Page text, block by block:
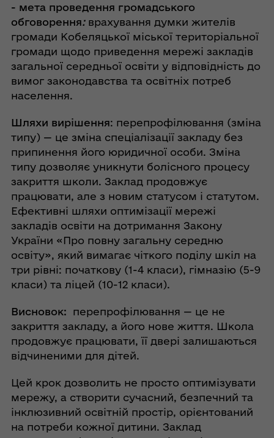
- мета проведення громадського
обговорення: врахування думки жителів
громади Кобеляцької міської територіальної
громади щодо приведення мережі закладів
загальної середньої освіти у відповідність до
вимог законодавства та освітніх потреб
населення.
Шляхи вирішення: перепрофілювання (зміна
типу) — це зміна спеціалізації закладу без
припинення його юридичної особи. Зміна
типу дозволяє уникнути болісного процесу
закриття школи. Заклад продовжує
працювати, але з новим статусом і статутом.
Ефективні шляхи оптимізації мережі
закладів освіти на дотримання Закону
України «Про повну загальну середню
освіту», який вимагає чіткого поділу шкіл на
три рівні: початкову (1-4 класи), гімназію (5-9
класи) та ліцей (10-12 класи).
Висновок: перепрофілювання — це не
закриття закладу, а його нове життя. Школа
продовжує працювати, її двері залишаються
відчиненими для дітей.
Цей крок дозволить не просто оптимізувати
мережу, а створити сучасний, безпечний та
інклюзивний освітній простір, орієнтований
на потреби кожної дитини. Заклад